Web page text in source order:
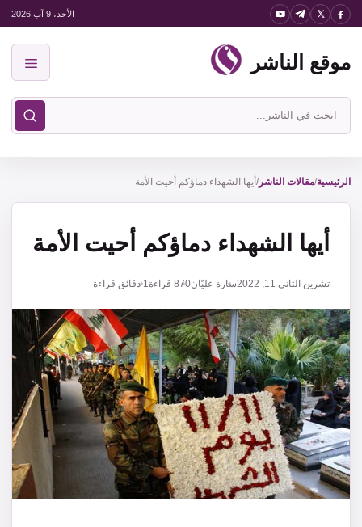
انتقل
المحتوى
الأحد، 9 آب 2026
موقع الناشر
ابحث
في
الناشر
الرئيسية/مقالات الناشر/ أيها الشهداء دماؤكم أحيت الأمة
أيها الشهداء دماؤكم أحيت الأمة
تشرين الثاني 11, 2022 سارة عليّان870 قراءة1 دقائق قراءة